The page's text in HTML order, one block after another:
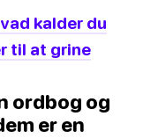
kalder du
til at grine
ordbog og
er en